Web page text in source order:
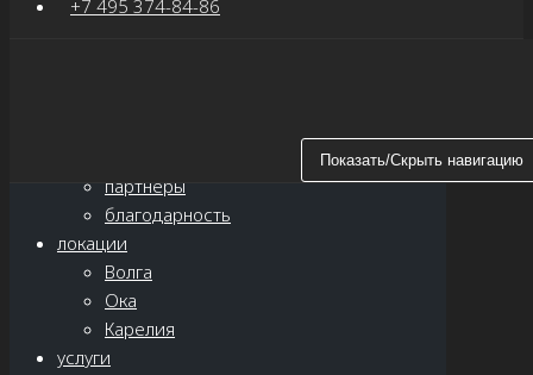
+7 495 374-84-86
Показать/Скрыть навигацию
партнёры
благодарность
локации
Волга
Ока
Карелия
услуги